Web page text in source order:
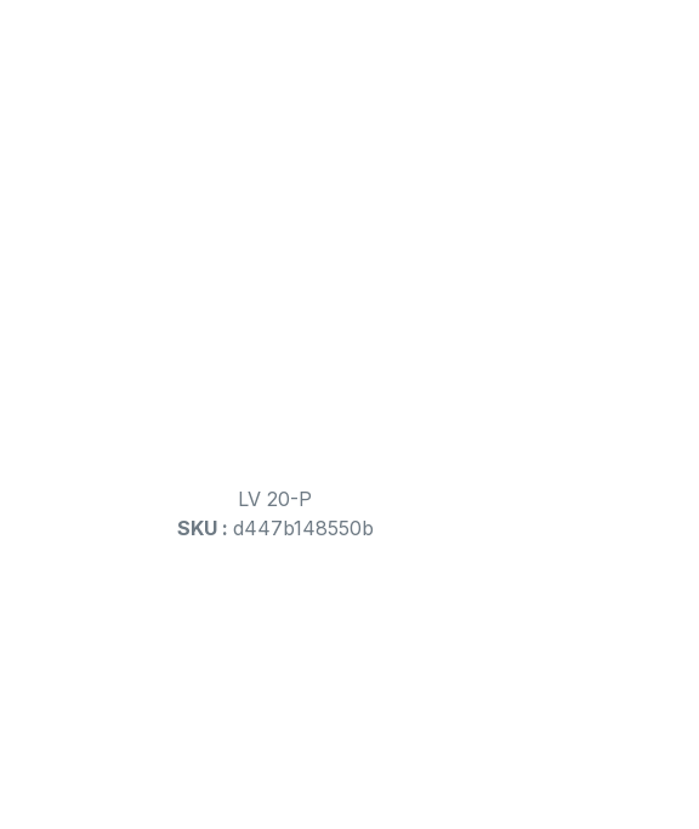
LV 20-P
SKU : d447b148550b